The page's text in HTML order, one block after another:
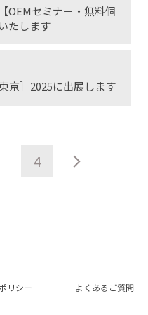
セミナー・無料個
たします
京］2025に出展します
4
リシー よくあるご質問